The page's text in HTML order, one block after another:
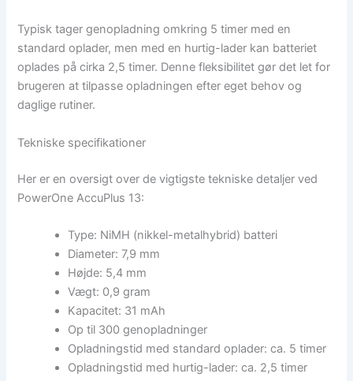
Typisk tager genopladning omkring 5 timer med en
standard oplader, men med en hurtig-lader kan batteriet
oplades på cirka 2,5 timer. Denne fleksibilitet gør det let for
brugeren at tilpasse opladningen efter eget behov og
daglige rutiner.
Tekniske specifikationer
Her er en oversigt over de vigtigste tekniske detaljer ved
PowerOne AccuPlus 13:
Type: NiMH (nikkel-metalhybrid) batteri
Diameter: 7,9 mm
Højde: 5,4 mm
Vægt: 0,9 gram
Kapacitet: 31 mAh
Op til 300 genopladninger
Opladningstid med standard oplader: ca. 5 timer
Opladningstid med hurtig-lader: ca. 2,5 timer